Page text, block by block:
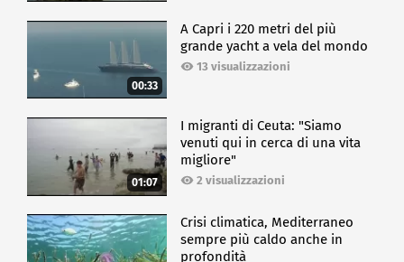
00:33
A Capri i 220 metri del più
grande yacht a vela del mondo
13 visualizzazioni
01:07
I migranti di Ceuta: "Siamo
venuti qui in cerca di una vita
migliore"
2 visualizzazioni
Crisi climatica, Mediterraneo
sempre più caldo anche in
profondità